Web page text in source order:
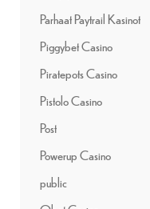
Parhaat Paytrail Kasinot
Piggybet Casino
Piratepots Casino
Pistolo Casino
Post
Powerup Casino
public